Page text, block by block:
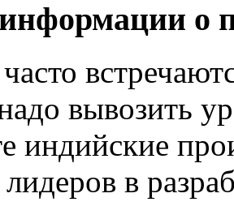
о
вывозить
индийские
в